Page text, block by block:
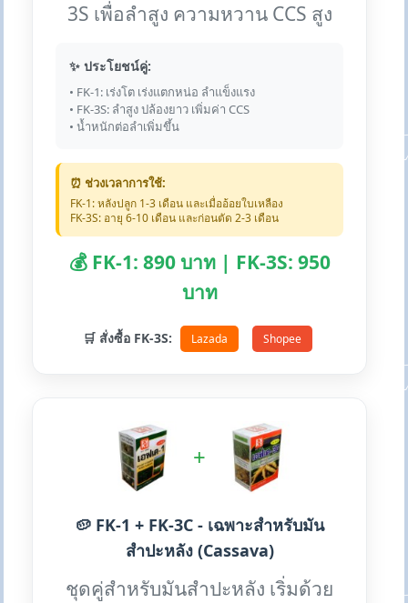
3S เพื่อลำสูง ความหวาน CCS สูง
✨ ประโยชน์คู่:
• FK-1: เร่งโต เร่งแตกหน่อ ลำแข็งแรง
• FK-3S: ลำสูง ปล้องยาว เพิ่มค่า CCS
• น้ำหนักต่อลำเพิ่มขึ้น
⏰ ช่วงเวลาการใช้:
FK-1: หลังปลูก 1-3 เดือน และเมื่ออ้อยใบเหลือง
FK-3S: อายุ 6-10 เดือน และก่อนตัด 2-3 เดือน
💰 FK-1: 890 บาท | FK-3S: 950
บาท
🛒 สั่งซื้อ FK-3S: Lazada Shopee
+
🥔 FK-1 + FK-3C - เฉพาะสำหรับมัน
สำปะหลัง (Cassava)
ชุดคู่สำหรับมันสำปะหลัง เริ่มด้วย